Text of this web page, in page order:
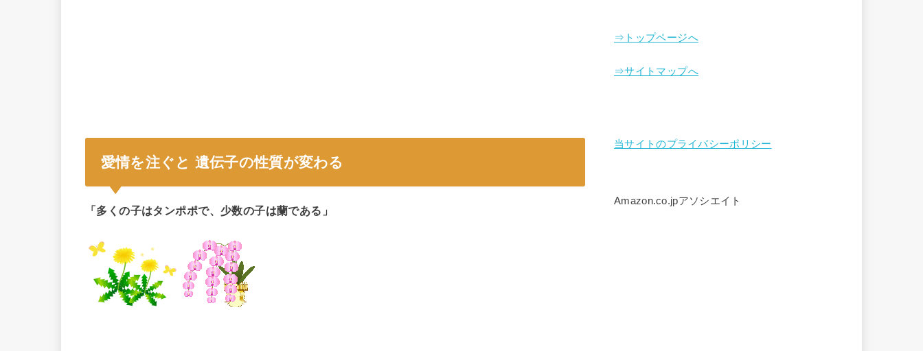
愛情を注ぐと 遺伝子の性質が変わる
「多くの子はタンポポで、少数の子は蘭である」
⇒トップページへ
⇒サイトマップへ
当サイトのプライバシーポリシー
Amazon.co.jpアソシエイト